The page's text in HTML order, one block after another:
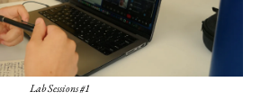
Lab Sessions #1